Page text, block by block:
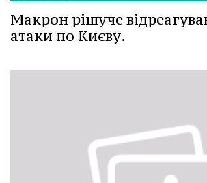
Макрон рішуче
атаки по Києву.